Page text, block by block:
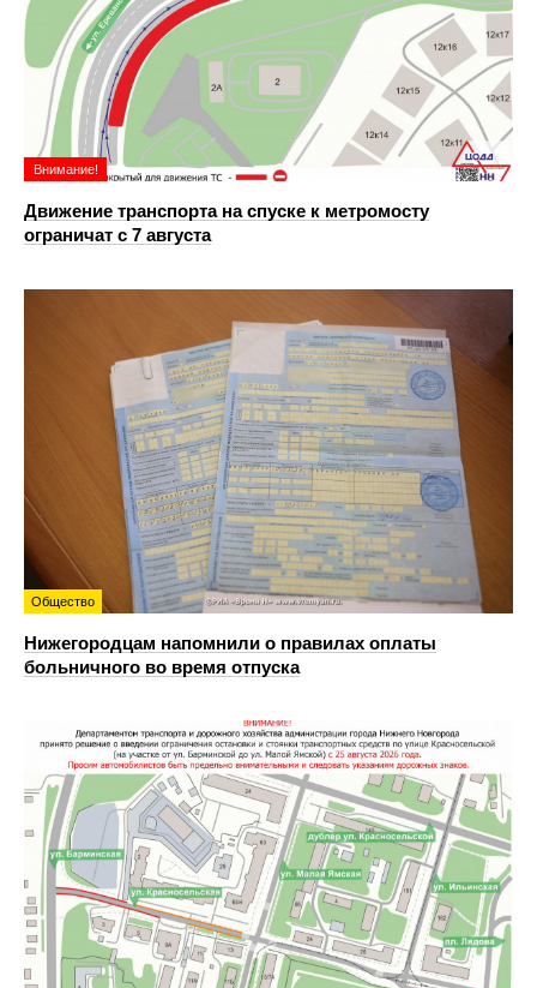
Внимание!
Движение транспорта на спуске к метромосту
ограничат с 7 августа
Общество
Нижегородцам напомнили о правилах оплаты
больничного во время отпуска